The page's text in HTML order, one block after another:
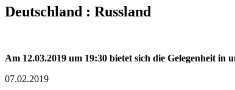
Deutschland : Russland
Am 12.03.2019 um 19:30 bietet sich die Gelegenheit
07.02.2019